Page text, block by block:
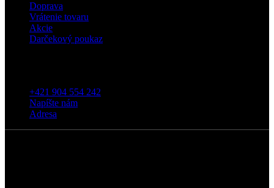
Doprava
Vrátenie tovaru
Akcie
Darčekový poukaz
+421 904 554 242
Napíšte nám
Adresa